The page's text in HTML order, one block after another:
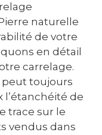
naturelle
de votre
en détail
carrelage.
peut toujours
l’étanchéité de
trace sur le
vendus dans